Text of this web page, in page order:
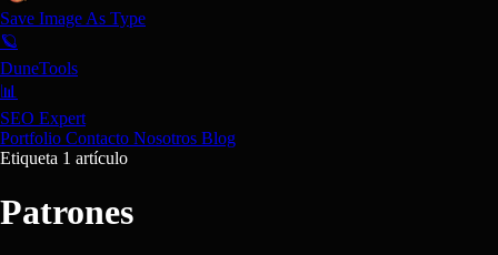
Save Image As Type
🪐
DuneTools
📊
SEO Expert
Portfolio Contacto Nosotros Blog
Etiqueta 1 artículo
Patrones